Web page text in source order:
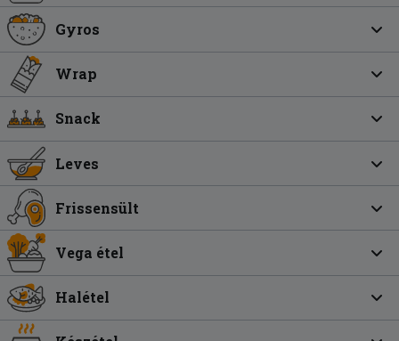
Gyros
Wrap
Snack
Leves
Frissensült
Vega étel
Halétel